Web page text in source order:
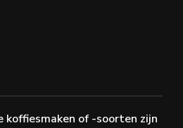
koffiesmaken of -soorten zijn